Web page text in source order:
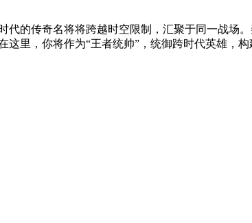
代的传奇名将将跨越时空限制，汇聚于同一战
里，你将作为“王者统帅”，统御跨时代英雄，构